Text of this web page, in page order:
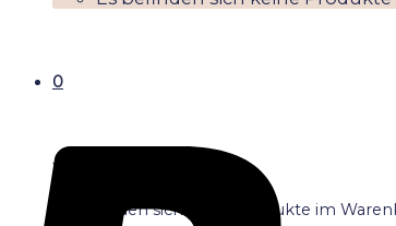
0
Warenkorb
Es befinden sich keine Produkte im